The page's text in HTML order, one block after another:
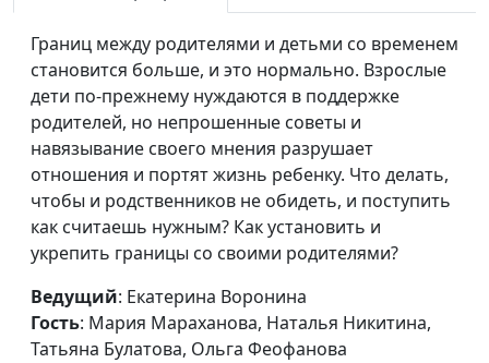
Границ между родителями и детьми со временем
становится больше, и это нормально. Взрослые
дети по-прежнему нуждаются в поддержке
родителей, но непрошенные советы и
навязывание своего мнения разрушает
отношения и портят жизнь ребенку. Что делать,
чтобы и родственников не обидеть, и поступить
как считаешь нужным? Как установить и
укрепить границы со своими родителями?
Ведущий: Екатерина Воронина
Гость: Мария Мараханова, Наталья Никитина,
Татьяна Булатова, Ольга Феофанова